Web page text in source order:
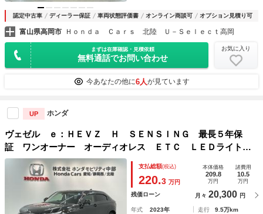
認定中古車 ディーラー保証 車両状態評価書 オンライン商談可 オプション見積り可
富山県高岡市 Ｈｏｎｄａ Ｃａｒｓ 北陸 Ｕ－Ｓｅｌｅｃｔ高岡
まずは在庫確認・見積依頼
無料通話でお問い合わせ
お気に入り
今あなたの他に6人が見ています
UP ホンダ
ヴェゼル ｅ：ＨＥＶＺ Ｈ ＳＥＮＳＩＮＧ 最長５年保
証 ワンオーナー オーディオレス ＥＴＣ ＬＥＤライト
ＶＳＡ シートヒーター クルコン アルミ フォグ スマー
トキー 盗難防止装置 整備記録簿 ＡＡＣ Ｗエアバック
支払総額(税込)
220.3 万円
本体価格
209.8
万円
諸費用
10.5
万円
残価ローン 月々 20,300 円
年式 2023年 走行
9.5万km